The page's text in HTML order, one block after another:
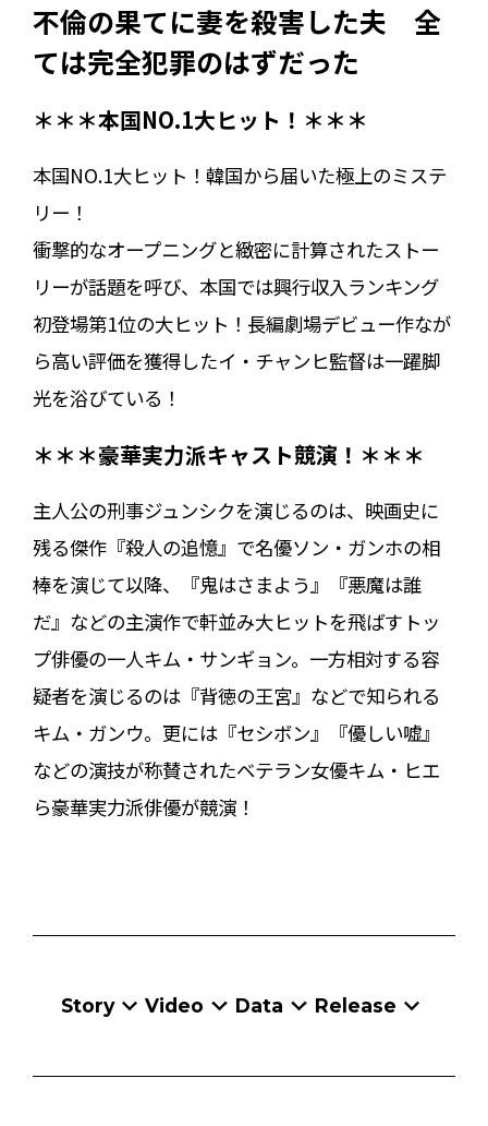
不倫の果てに妻を殺害した夫 全
ては完全犯罪のはずだった――
＊＊＊本国NO.1大ヒット！＊＊＊
本国NO.1大ヒット！韓国から届いた極上のミステ
リー！
衝撃的なオープニングと緻密に計算されたストー
リーが話題を呼び、本国では興行収入ランキング
初登場第1位の大ヒット！長編劇場デビュー作なが
ら高い評価を獲得したイ・チャンヒ監督は一躍脚
光を浴びている！
＊＊＊豪華実力派キャスト競演！＊＊＊
主人公の刑事ジュンシクを演じるのは、映画史に
残る傑作『殺人の追憶』で名優ソン・ガンホの相
棒を演じて以降、『鬼はさまよう』『悪魔は誰
だ』などの主演作で軒並み大ヒットを飛ばすトッ
プ俳優の一人キム・サンギョン。一方相対する容
疑者を演じるのは『背徳の王宮』などで知られる
キム・ガンウ。更には『セシボン』『優しい嘘』
などの演技が称賛されたベテラン女優キム・ヒエ
ら豪華実力派俳優が競演！
Story Video Data Release